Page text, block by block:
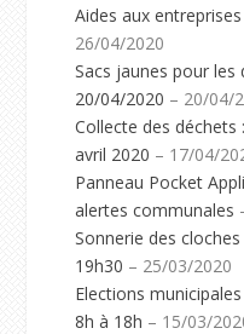
Aides aux
26/04/2020
Sacs jaunes pour les
20/04/2020 – 20/04/
Collecte des
avril 2020 – 17/04/
Panneau Pocket
alertes communales
Sonnerie des
19h30 – 25/03/2020
Elections
8h à 18h – 15/03/